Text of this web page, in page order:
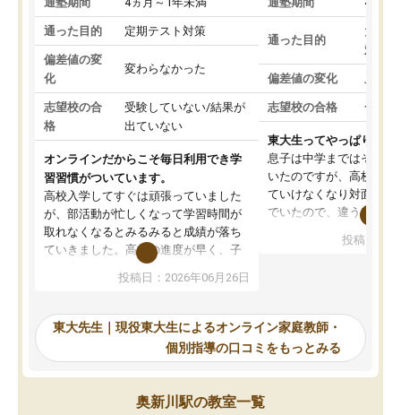
通った目的 定期テスト対策
偏差値の変
化
変わらなかった
志望校の合
格
受験していない/結果が
出ていない
オンラインだからこそ毎日利用でき学
習習慣がついています。
高校入学してすぐは頑張っていました
が、部活動が忙しくなって学習時間が
取れなくなるとみるみると成績が落ち
ていきました。高校の進度が早く、子
供も家に帰って勉強の話すると嫌な反
応を示します。東大先生にお願いして
れるので、親としても安心です。毎日
使える自習室とかもあり、わからない
ところがあれば先生が回答してくれる
のも重宝しています。
投稿日：2026年06月26日
通った目的
大学
対策
偏差値の変化 上が
志望校の合格 合格
東大生ってやっぱりすご
息子は中学まではそこそ
いたのですが、高校に入
ていけなくなり対面の塾
でいたので、違うアプロ
で、当初は模試でD判定
自習室が毎日使えていつ
るのが心強かったよう
謝です。
投稿日：
東大先生｜現役東大生によるオンライン家庭教師・
個別指導の口コミをもっとみる
奥新川駅の教室一覧